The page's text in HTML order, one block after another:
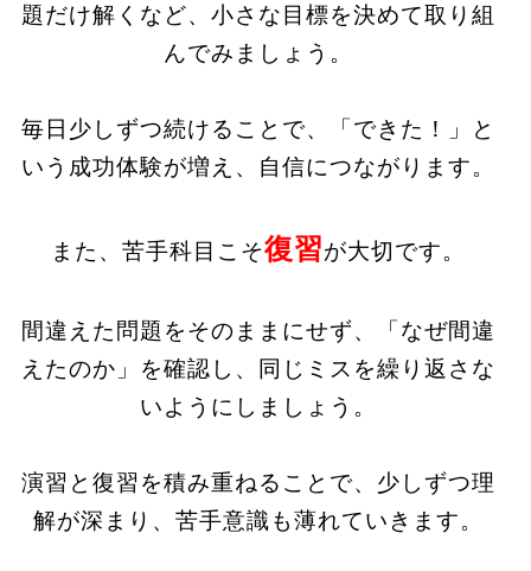
題だけ解くなど、小さな目標を決めて取り組
んでみましょう。
毎日少しずつ続けることで、「できた！」と
いう成功体験が増え、自信につながります。
また、苦手科目こそ復習が大切です。
間違えた問題をそのままにせず、「なぜ間違
えたのか」を確認し、同じミスを繰り返さな
いようにしましょう。
演習と復習を積み重ねることで、少しずつ理
解が深まり、苦手意識も薄れていきます。